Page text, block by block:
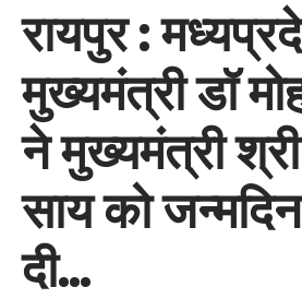
रायपुर :
मुख्यमंत्री डॉ
ने मुख्यमंत्री
साय को
दी…